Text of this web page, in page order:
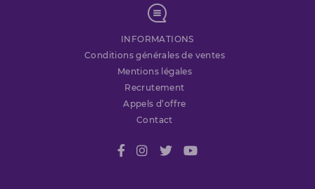
INFORMATIONS
Conditions générales de ventes
Mentions légales
Recrutement
Appels d’offre
Contact